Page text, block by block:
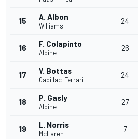
15 A. Albon
Williams
24
16 F. Colapinto
Alpine
26
17 V. Bottas
Cadillac-Ferrari
24
18 P. Gasly
Alpine
27
19 L. Norris
McLaren
7